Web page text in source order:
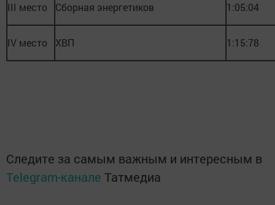
III место Сборная энергетиков 1:05:04
IV место ХВП 1:15:78
Следите за самым важным и интересным в
Telegram-канале Татмедиа